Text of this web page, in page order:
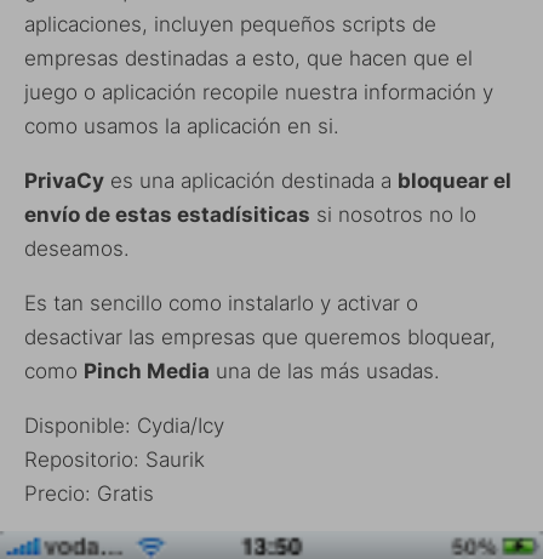
aplicaciones, incluyen pequeños scripts de
empresas destinadas a esto, que hacen que el
juego o aplicación recopile nuestra información y
como usamos la aplicación en si.
PrivaCy es una aplicación destinada a bloquear el
envío de estas estadísiticas si nosotros no lo
deseamos.
Es tan sencillo como instalarlo y activar o
desactivar las empresas que queremos bloquear,
como Pinch Media una de las más usadas.
Disponible: Cydia/Icy
Repositorio: Saurik
Precio: Gratis